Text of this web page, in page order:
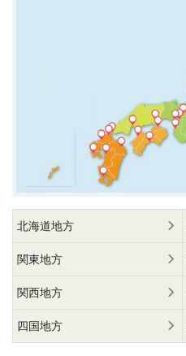
北海道地方
関東地方
関西地方
四国地方